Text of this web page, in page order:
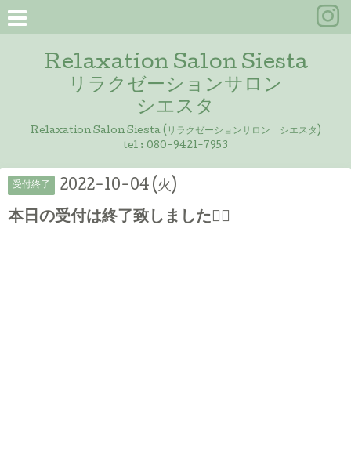
Relaxation Salon Siesta
リラクゼーションサロン
シエスタ
Relaxation Salon Siesta (リラクゼーションサロン シエスタ)
tel : 080-9421-7953
受付終了 2022-10-04 (火)
本日の受付は終了致しました🙇‍♀️